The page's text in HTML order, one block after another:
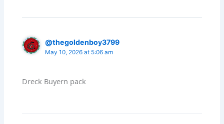
@thegoldenboy3799
May 10, 2026 at 5:06 am
Dreck Buyern pack